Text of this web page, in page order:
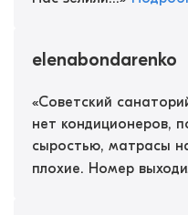
elenabondarenko
«Советский
нет кондиционеров,
сыростью, матрасы
плохие. Номер